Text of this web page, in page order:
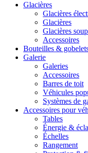
Glacières
Glacières
Glacières
Glacières
Accessoires
Bouteilles &
Galerie
Galeries
Accessoires
Barres de toit
Véhicules
Systèmes de
Accessoires pour
Tables
Énergie &
Échelles
Rangement